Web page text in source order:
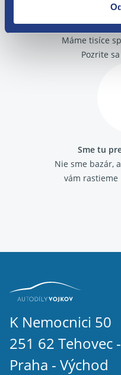
O svojich
Máme tisíce
Pozrite
Sme tu
Nie sme bazár,
vám rastieme
K Nemocnici 50
251 62 Tehovec
Praha - Východ